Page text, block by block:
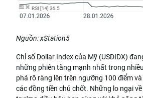
Nguồn: xStation5
Chỉ số Dollar Index của Mỹ (USDIDX)
những phiên tăng mạnh nhất trong
phá rõ ràng lên trên ngưỡng 100 điểm
các đồng tiền chủ chốt. Những lo ngại